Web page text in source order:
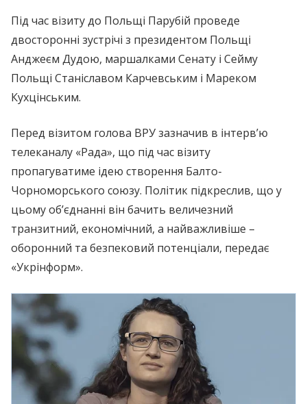
Під час візиту до Польщі Парубій проведе
двосторонні зустрічі з президентом Польщі
Анджеєм Дудою, маршалками Сенату і Сейму
Польщі Станіславом Карчевським і Мареком
Кухцінським.
Перед візитом голова ВРУ зазначив в інтерв’ю
телеканалу «Рада», що під час візиту
пропагуватиме ідею створення Балто-
Чорноморського союзу. Політик підкреслив, що у
цьому об’єднанні він бачить величезний
транзитний, економічний, а найважливіше –
оборонний та безпековий потенціали, передає
«Укрінформ».